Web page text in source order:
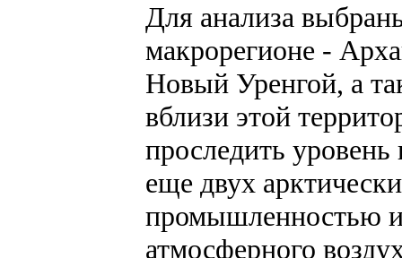
Для анализа
макрорегионе -
Новый Уренгой, а
вблизи этой
проследить
еще двух
промышленностью
атмосферного